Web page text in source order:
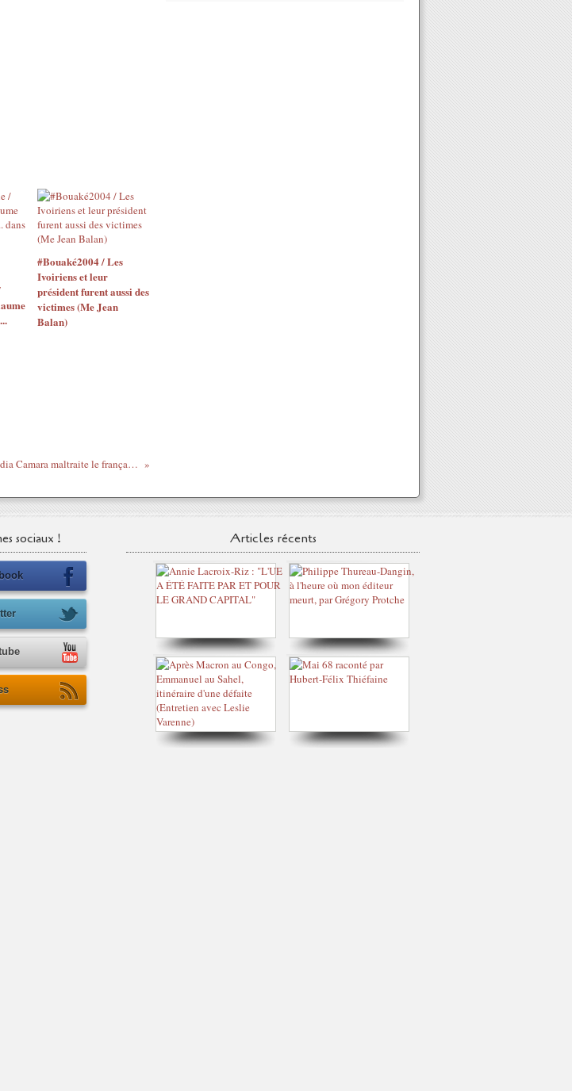
#Bouaké2004 / Les
Ivoiriens et leur
président furent aussi des
victimes (Me Jean
Balan)
La "ministre" de l'Éducation Kandia Camara maltraite le français et laisse frauder les Ivoiriens aux diplômes...
sociaux ! Articles récents